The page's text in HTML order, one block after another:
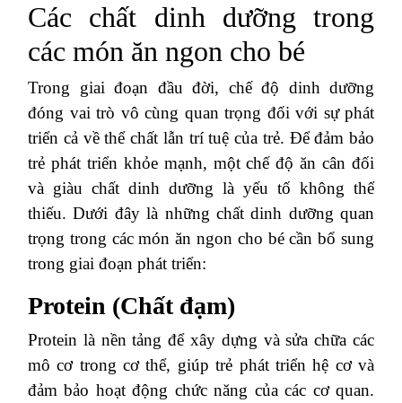
Các chất dinh dưỡng trong
các món ăn ngon cho bé
Trong giai đoạn đầu đời, chế độ dinh dưỡng
đóng vai trò vô cùng quan trọng đối với sự phát
triển cả về thể chất lẫn trí tuệ của trẻ. Để đảm bảo
trẻ phát triển khỏe mạnh, một chế độ ăn cân đối
và giàu chất dinh dưỡng là yếu tố không thể
thiếu. Dưới đây là những chất dinh dưỡng quan
trọng trong các món ăn ngon cho bé cần bổ sung
trong giai đoạn phát triển:
Protein (Chất đạm)
Protein là nền tảng để xây dựng và sửa chữa các
mô cơ trong cơ thể, giúp trẻ phát triển hệ cơ và
đảm bảo hoạt động chức năng của các cơ quan.